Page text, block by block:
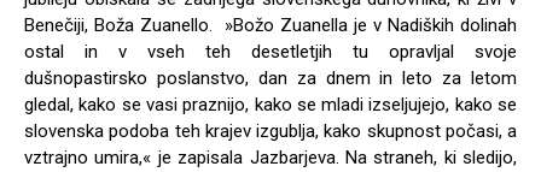
Benečiji, Boža Zuanello. »Božo Zuanella je v Nadiških dolinah
ostal in v vseh teh desetletjih tu opravljal svoje
dušnopastirsko poslanstvo, dan za dnem in leto za letom
gledal, kako se vasi praznijo, kako se mladi izseljujejo, kako se
slovenska podoba teh krajev izgublja, kako skupnost počasi, a
vztrajno umira,« je zapisala Jazbarjeva. Na straneh, ki sledijo,